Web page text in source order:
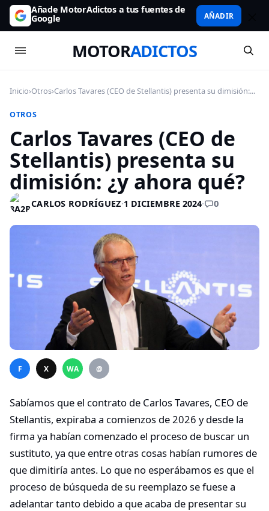
Añade MotorAdictos a tus fuentes de
Google AÑADIR
MOTORADICTOS
Inicio›Otros›Carlos Tavares (CEO de Stellantis) presenta su dimisión:...
OTROS
Carlos Tavares (CEO de
Stellantis) presenta su
dimisión: ¿y ahora qué?
CARLOS RODRÍGUEZ·1 DICIEMBRE 2024· 0
F X WA @
Sabíamos que el contrato de Carlos Tavares, CEO de
Stellantis, expiraba a comienzos de 2026 y desde la
firma ya habían comenzado el proceso de buscar un
sustituto, ya que entre otras cosas habían rumores de
que dimitiría antes. Lo que no esperábamos es que el
proceso de búsqueda de su reemplazo se fuese a
adelantar tanto debido a que acaba de presentar su